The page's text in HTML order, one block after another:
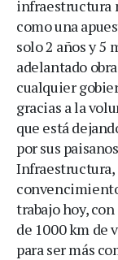
infraestructura
como una
solo 2 años y 5
adelantado
cualquier
gracias a la
que está
por sus
Infraestructura,
trabajo hoy,
de 1000 km de
para ser más